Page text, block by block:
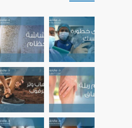
آلام مشط القدم الأمامية
22 يوليو، 2022